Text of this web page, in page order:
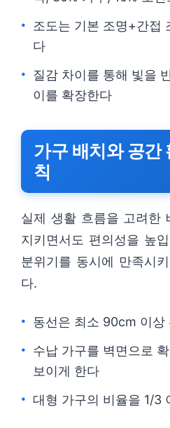
조도는 기본 조명+간접
다
질감 차이를 통해 빛을
이를 확장한다
가구 배치와 공간
칙
실제 생활 흐름을 고려한
지키면서도 편의성을 높
분위기를 동시에 만족시
다.
동선은 최소 90cm 이상
수납 가구를 벽면으로
보이게 한다
대형 가구의 비율을 1/3